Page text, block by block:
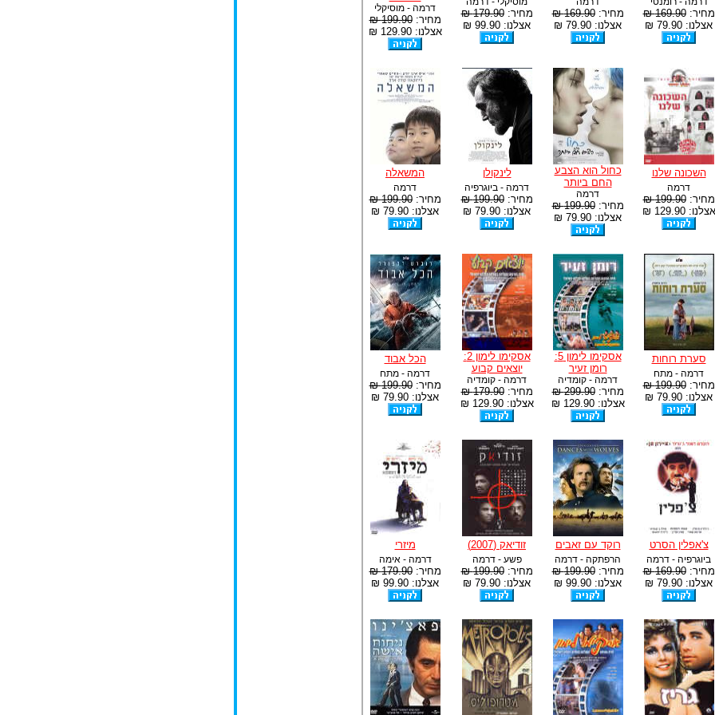
מחיר:169.90 ₪
אצלנו: 79.90 ₪
מחיר:169.90 ₪
אצלנו: 79.90 ₪
מחיר:179.90 ₪
אצלנו: 99.90 ₪
דרמה - מוסיקלי
מחיר:199.90 ₪
אצלנו: 129.90 ₪
השכונה שלנו
דרמה
מחיר:199.90 ₪
אצלנו: 129.90 ₪
כחול הוא הצבע
החם ביותר
דרמה
מחיר:199.90 ₪
אצלנו: 79.90 ₪
לינקולן
דרמה - ביוגרפיה
מחיר:199.90 ₪
אצלנו: 79.90 ₪
המשאלה
דרמה
מחיר:199.90 ₪
אצלנו: 79.90 ₪
סערת רוחות
דרמה - מתח
מחיר:199.90 ₪
אצלנו: 79.90 ₪
אסקימו לימון 5:
רומן זעיר
דרמה - קומדיה
מחיר:299.90 ₪
אצלנו: 129.90 ₪
אסקימו לימון 2:
יוצאים קבוע
דרמה - קומדיה
מחיר:179.90 ₪
אצלנו: 129.90 ₪
הכל אבוד
דרמה - מתח
מחיר:199.90 ₪
אצלנו: 79.90 ₪
צ'אפלין הסרט
ביוגרפיה - דרמה
מחיר:169.90 ₪
אצלנו: 79.90 ₪
רוקד עם זאבים
הרפתקה - דרמה
מחיר:199.90 ₪
אצלנו: 99.90 ₪
זודיאק (2007)
פשע - דרמה
מחיר:199.90 ₪
אצלנו: 79.90 ₪
מיזרי
דרמה - אימה
מחיר:179.90 ₪
אצלנו: 99.90 ₪